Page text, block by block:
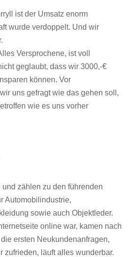
ist der Umsatz enorm
wurde verdoppelt. Und wir
Versprochene, ist voll
geglaubt, dass wir 3000,-€
können. Vor
uns gefragt wie das gehen soll,
wie es uns vorher
zählen zu den führenden
Automobilindustrie,
sowie auch Objektleder.
online war, kamen nach
ersten Neukundenanfragen,
zufrieden, läuft alles wunderbar.